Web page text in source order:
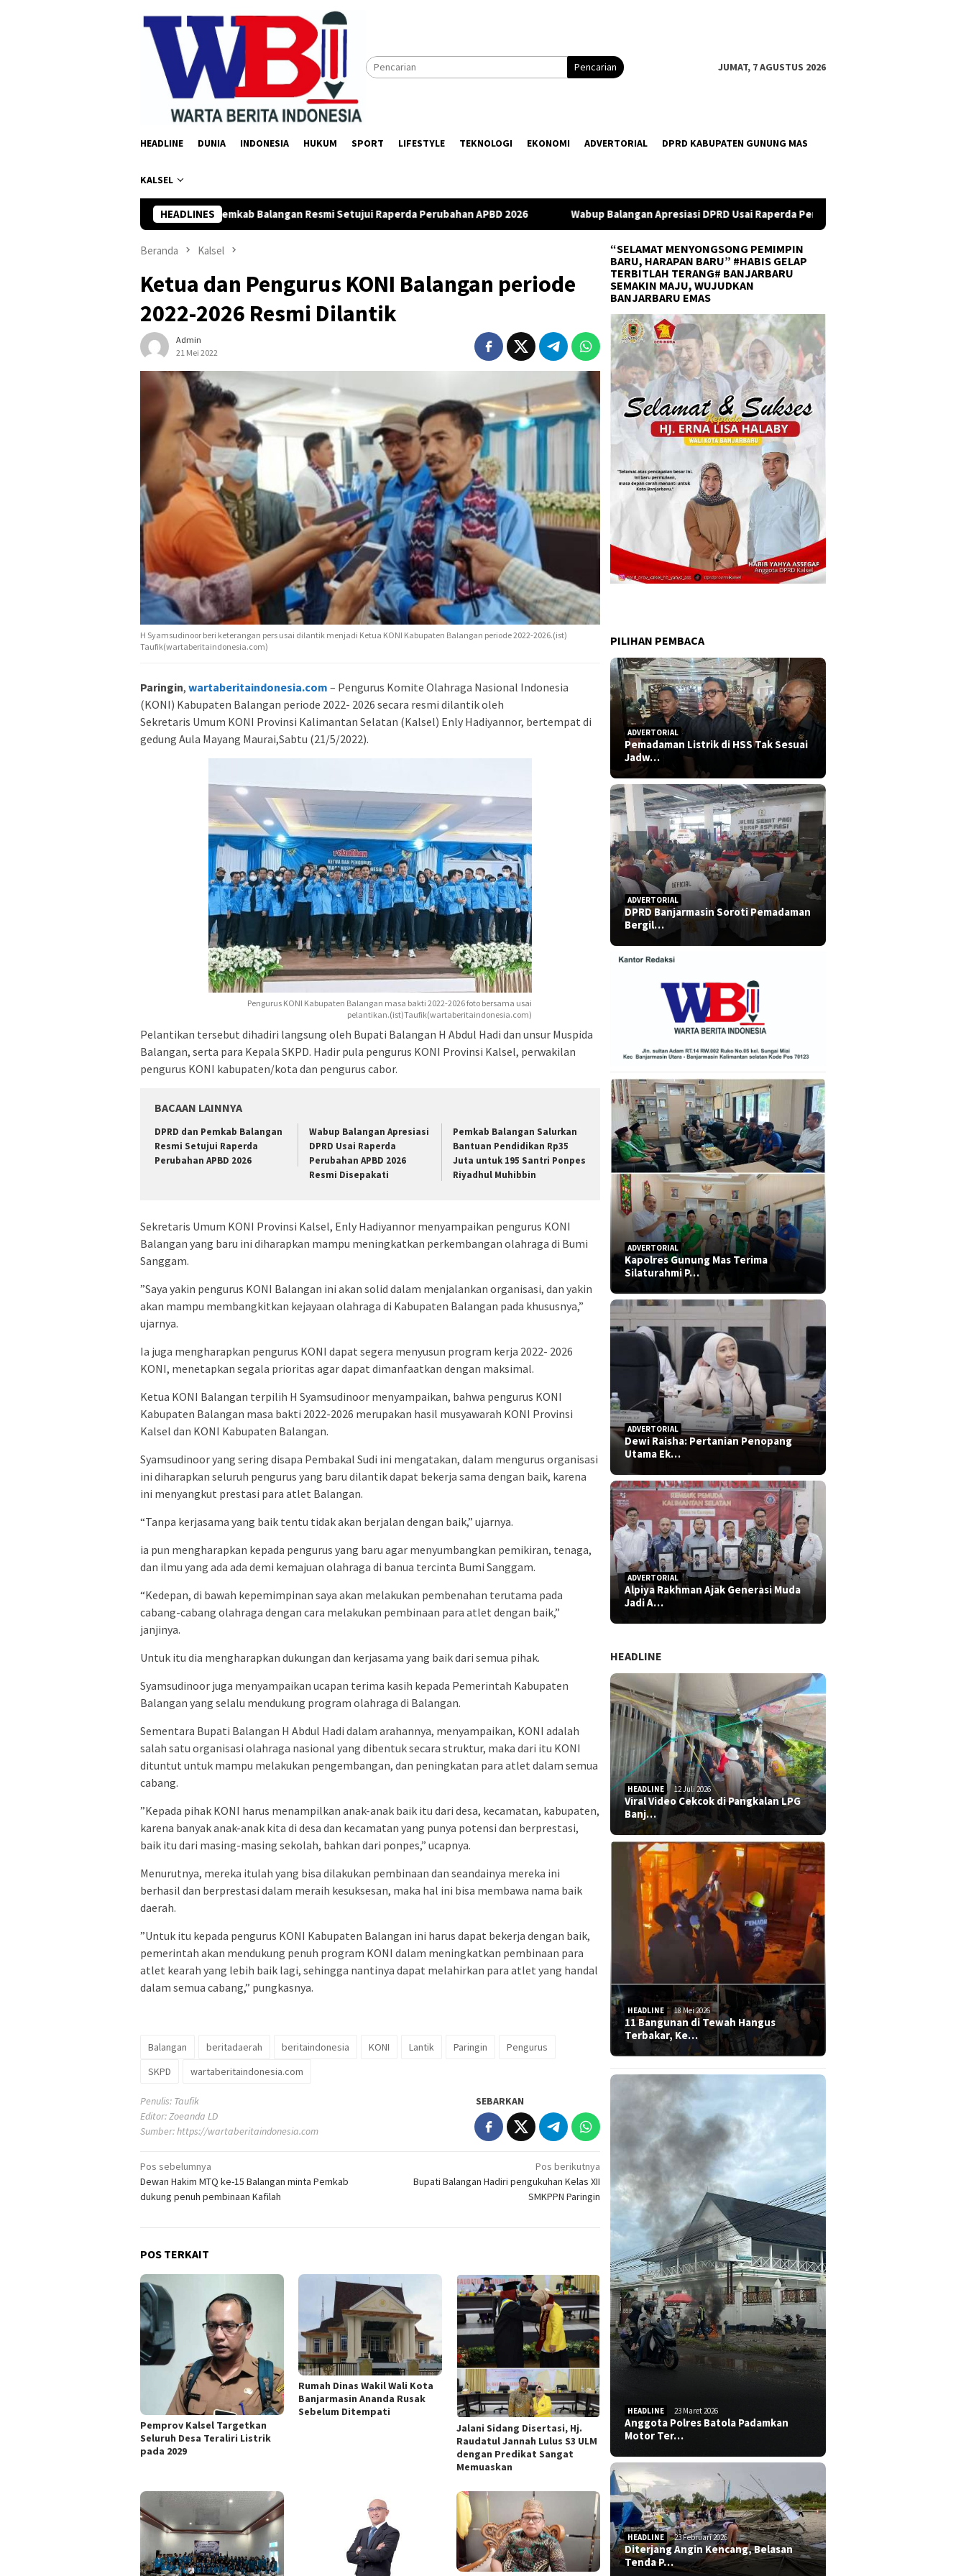
Pencarian JUMAT, 7 AGUSTUS 2026
HEADLINE DUNIA INDONESIA HUKUM SPORT LIFESTYLE TEKNOLOGI EKONOMI ADVERTORIAL DPRD KABUPATEN GUNUNG MAS
KALSEL
HEADLINES
DPRD dan Pemkab Balangan Resmi Setujui Raperda Perubahan APBD 2026 Wabup Balangan Apresiasi DPRD Usai Raperda Perubahan APBD 2026 Resmi Disepakati
Beranda Kalsel
Ketua dan Pengurus KONI Balangan periode
2022-2026 Resmi Dilantik
Admin
21 Mei 2022
H Syamsudinoor beri keterangan pers usai dilantik menjadi Ketua KONI Kabupaten Balangan periode 2022-2026.(ist)
Taufik(wartaberitaindonesia.com)
Paringin, wartaberitaindonesia.com – Pengurus Komite Olahraga Nasional Indonesia
(KONI) Kabupaten Balangan periode 2022- 2026 secara resmi dilantik oleh
Sekretaris Umum KONI Provinsi Kalimantan Selatan (Kalsel) Enly Hadiyannor, bertempat di
gedung Aula Mayang Maurai,Sabtu (21/5/2022).
Pengurus KONI Kabupaten Balangan masa bakti 2022-2026 foto bersama usai
pelantikan.(ist)Taufik(wartaberitaindonesia.com)
Pelantikan tersebut dihadiri langsung oleh Bupati Balangan H Abdul Hadi dan unsur Muspida
Balangan, serta para Kepala SKPD. Hadir pula pengurus KONI Provinsi Kalsel, perwakilan
pengurus KONI kabupaten/kota dan pengurus cabor.
BACAAN LAINNYA
DPRD dan Pemkab Balangan
Resmi Setujui Raperda
Perubahan APBD 2026
Wabup Balangan Apresiasi
DPRD Usai Raperda
Perubahan APBD 2026
Resmi Disepakati
Pemkab Balangan Salurkan
Bantuan Pendidikan Rp35
Juta untuk 195 Santri Ponpes
Riyadhul Muhibbin
Sekretaris Umum KONI Provinsi Kalsel, Enly Hadiyannor menyampaikan pengurus KONI
Balangan yang baru ini diharapkan mampu meningkatkan perkembangan olahraga di Bumi
Sanggam.
‪”Saya yakin pengurus KONI Balangan ini akan solid dalam menjalankan organisasi, dan yakin
akan mampu membangkitkan kejayaan olahraga di Kabupaten Balangan pada khususnya,”
ujarnya.
Ia juga mengharapkan pengurus KONI dapat segera menyusun program kerja 2022- 2026
KONI, menetapkan segala prioritas agar dapat dimanfaatkan dengan maksimal.
‪Ketua KONI Balangan terpilih H Syamsudinoor menyampaikan, bahwa pengurus KONI
Kabupaten Balangan masa bakti 2022-2026 merupakan hasil musyawarah KONI Provinsi
Kalsel dan KONI Kabupaten Balangan.
‬‪Syamsudinoor yang sering disapa Pembakal Sudi ini mengatakan, dalam mengurus organisasi
ini diharapkan seluruh pengurus yang baru dilantik dapat bekerja sama dengan baik, karena
ini menyangkut prestasi para atlet Balangan.
“Tanpa kerjasama yang baik tentu tidak akan berjalan dengan baik,” ujarnya.
‪ia pun mengharapkan kepada pengurus yang baru agar menyumbangkan pemikiran, tenaga,
dan ilmu yang ada ada demi kemajuan olahraga di banua tercinta Bumi Sanggam.
“‬‪Kedepan, di bawah kepemimpinan saya akan melakukan pembenahan terutama pada
cabang-cabang olahraga dengan cara melakukan pembinaan para atlet dengan baik,”
janjinya.
Untuk itu dia mengharapkan dukungan dan kerjasama yang baik dari semua pihak.
‪Syamsudinoor juga menyampaikan ucapan terima kasih kepada Pemerintah Kabupaten
Balangan yang selalu mendukung program olahraga di Balangan.
‪Sementara Bupati Balangan H Abdul Hadi dalam arahannya, menyampaikan, KONI adalah
salah satu organisasi olahraga nasional yang dibentuk secara struktur, maka dari itu KONI
dituntut untuk mampu melakukan pengembangan, dan peningkatan para atlet dalam semua
cabang.
‪”Kepada pihak KONI harus menampilkan anak-anak baik itu dari desa, kecamatan, kabupaten,
karena banyak anak-anak kita di desa dan kecamatan yang punya potensi dan berprestasi,
baik itu dari masing-masing sekolah, bahkan dari ponpes,” ucapnya.
Menurutnya, mereka itulah yang bisa dilakukan pembinaan dan seandainya mereka ini
berhasil dan berprestasi dalam meraih kesuksesan, maka hal ini bisa membawa nama baik
daerah.
‪”Untuk itu kepada pengurus KONI Kabupaten Balangan ini harus dapat bekerja dengan baik,
pemerintah akan mendukung penuh program KONI dalam meningkatkan pembinaan para
atlet kearah yang lebih baik lagi, sehingga nantinya dapat melahirkan para atlet yang handal
dalam semua cabang,” pungkasnya.
Balangan beritadaerah beritaindonesia KONI Lantik Paringin
Pengurus
SKPD
wartaberitaindonesia.com
Penulis: Taufik
Editor: Zoeanda LD
Sumber:https://wartaberitaindonesia.com
SEBARKAN
Navigasi
pos
Pos sebelumnya
Dewan Hakim MTQ ke-15 Balangan minta Pemkab
dukung penuh pembinaan Kafilah
Pos berikutnya
Bupati Balangan Hadiri pengukuhan Kelas XII
SMKPPN Paringin
POS TERKAIT
Pemprov Kalsel Targetkan
Seluruh Desa Teraliri Listrik
pada 2029
Rumah Dinas Wakil Wali Kota
Banjarmasin Ananda Rusak
Sebelum Ditempati
Jalani Sidang Disertasi, Hj.
Raudatul Jannah Lulus S3 ULM
dengan Predikat Sangat
Memuaskan
“SELAMAT MENYONGSONG PEMIMPIN
BARU, HARAPAN BARU” #HABIS GELAP
TERBITLAH TERANG# BANJARBARU
SEMAKIN MAJU, WUJUDKAN
BANJARBARU EMAS
PILIHAN PEMBACA
ADVERTORIAL
Pemadaman Listrik di HSS Tak Sesuai
Jadw…
ADVERTORIAL
DPRD Banjarmasin Soroti Pemadaman
Bergil…
ADVERTORIAL
Kapolres Gunung Mas Terima
Silaturahmi P…
ADVERTORIAL
Dewi Raisha: Pertanian Penopang
Utama Ek…
ADVERTORIAL
Alpiya Rakhman Ajak Generasi Muda
Jadi A…
HEADLINE
HEADLINE 12 Juli 2026
Viral Video Cekcok di Pangkalan LPG
Banj…
HEADLINE 18 Mei 2026
11 Bangunan di Tewah Hangus
Terbakar, Ke…
HEADLINE 23 Maret 2026
Anggota Polres Batola Padamkan
Motor Ter…
HEADLINE 23 Februari 2026
Diterjang Angin Kencang, Belasan
Tenda P…